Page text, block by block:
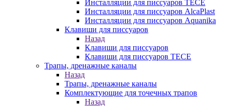
Инсталляции для писсуаров TECE
Инсталляции для писсуаров AlcaPlast
Инсталляции для писсуаров Aquanika
Клавиши для писсуаров
Назад
Клавиши для писсуаров
Клавиши для писсуаров TECE
Трапы, дренажные каналы
Назад
Трапы, дренажные каналы
Комплектующие для точечных трапов
Назад